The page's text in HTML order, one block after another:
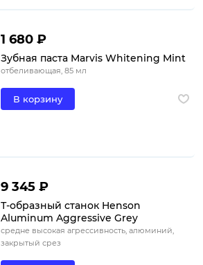
1 680 ₽
Зубная паста Marvis Whitening Mint
отбеливающая, 85 мл
В корзину
9 345 ₽
Т-образный станок Henson
Aluminum Aggressive Grey
средне высокая агрессивность, алюминий,
закрытый срез